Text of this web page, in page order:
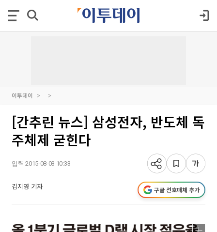
이투데이
[간추린 뉴스] 삼성전자, 반도체 독
주체제 굳힌다
입력 2015-08-03 10:33
김지영 기자 구글 선호매체 추가